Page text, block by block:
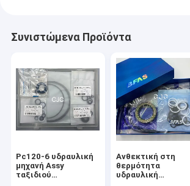
Συνιστώμενα Προϊόντα
Pc120-6 υδραυλική
μηχανή Assy
ταξιδιού
Ανθεκτική στη
θερμότητα
υδραυλική